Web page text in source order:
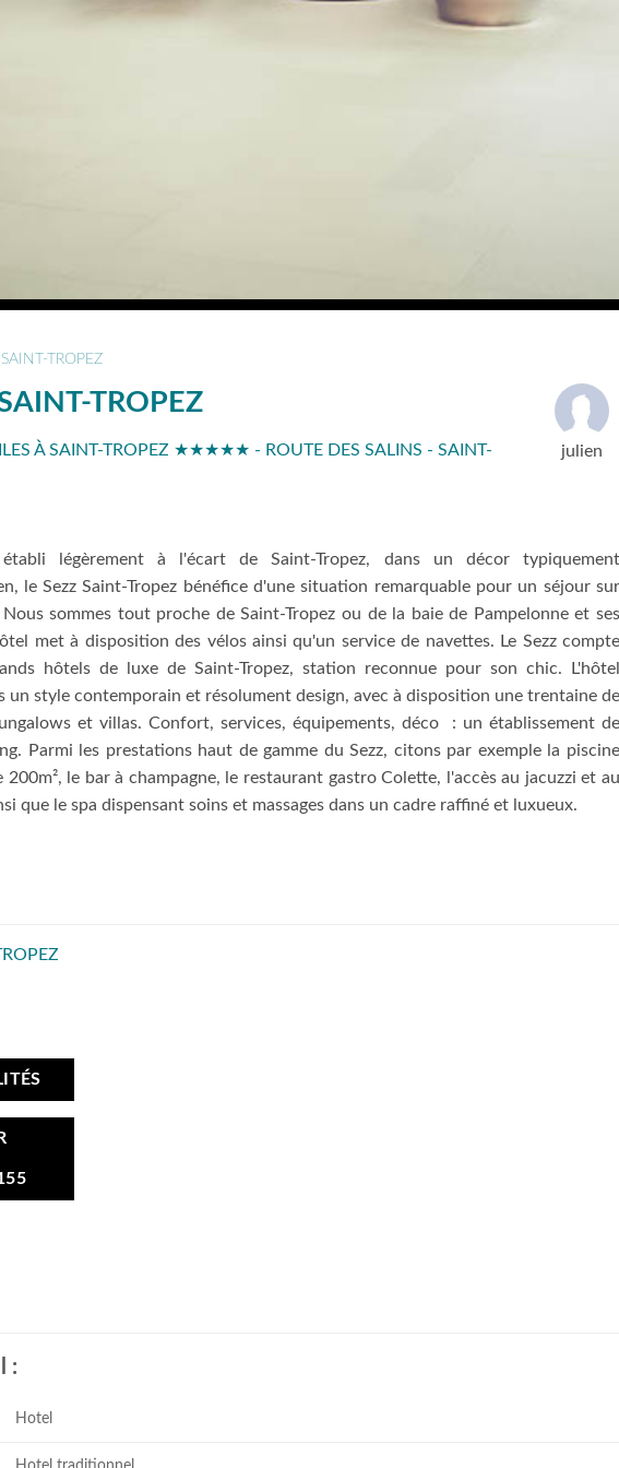
SAINT-TROPEZ
TROPEZ
À SAINT-TROPEZ ★★★★★ - ROUTE DES SALINS - SAINT-
julien
établi légèrement à l'écart de Saint-Tropez, dans un décor typiquement
le Sezz Saint-Tropez bénéfice d'une situation remarquable pour un séjour sur
sommes tout proche de Saint-Tropez ou de la baie de Pampelonne et ses
met à disposition des vélos ainsi qu'un service de navettes. Le Sezz compte
hôtels de luxe de Saint-Tropez, station reconnue pour son chic. L'hôtel
un style contemporain et résolument design, avec à disposition une trentaine de
et villas. Confort, services, équipements, déco : un établissement de
Parmi les prestations haut de gamme du Sezz, citons par exemple la piscine
200m², le bar à champagne, le restaurant gastro Colette, l'accès au jacuzzi et au
que le spa dispensant soins et massages dans un cadre raffiné et luxueux.
:
Hotel